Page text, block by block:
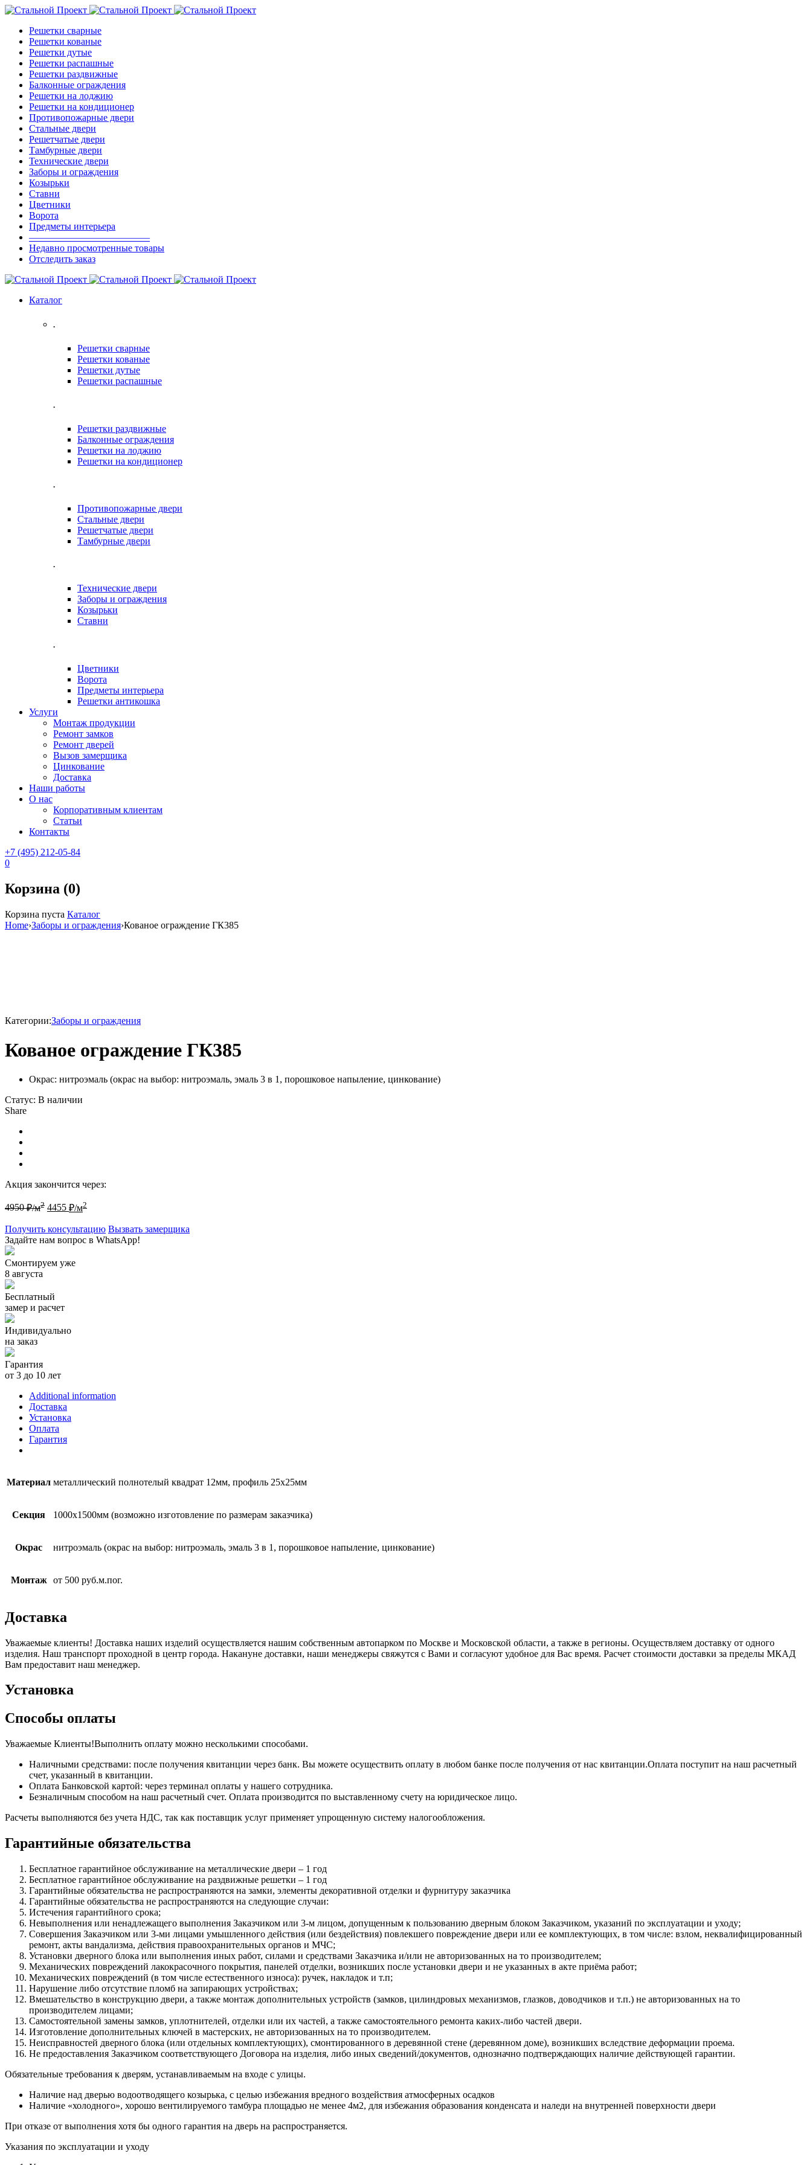
Решетки сварные
Решетки кованые
Решетки дутые
Решетки распашные
Решетки раздвижные
Балконные ограждения
Решетки на лоджию
Решетки на кондиционер
Противопожарные двери
Стальные двери
Решетчатые двери
Тамбурные двери
Технические двери
Заборы и ограждения
Козырьки
Ставни
Цветники
Ворота
Предметы интерьера
————————————–
Недавно просмотренные товары
Отследить заказ
Каталог
.
Решетки сварные
Решетки кованые
Решетки дутые
Решетки распашные
.
Решетки раздвижные
Балконные ограждения
Решетки на лоджию
Решетки на кондиционер
.
Противопожарные двери
Стальные двери
Решетчатые двери
Тамбурные двери
.
Технические двери
Заборы и ограждения
Козырьки
Ставни
.
Цветники
Ворота
Предметы интерьера
Решетки антикошка
Услуги
Монтаж продукции
Ремонт замков
Ремонт дверей
Вызов замерщика
Цинкование
Доставка
Наши работы
О нас
Корпоративным клиентам
Статьи
Контакты
+7 (495) 212-05-84
0
Корзина (0)
Корзина пуста Каталог
Home›Заборы и ограждения›Кованое ограждение ГК385
Категории:Заборы и ограждения
Кованое ограждение ГК385
Окрас: нитроэмаль (окрас на выбор: нитроэмаль, эмаль 3 в 1, порошковое напыление, цинкование)
Статус: В наличии
Share
Акция закончится через:
4950₽/м2 4455 ₽/м2
Получить консультацию Вызвать замерщика
Задайте нам вопрос в WhatsApp!
Смонтируем уже
8 августа
Бесплатный
замер и расчет
Индивидуально
на заказ
Гарантия
от 3 до 10 лет
Additional information
Доставка
Установка
Оплата
Гарантия
Материал металлический полнотелый квадрат 12мм, профиль 25х25мм
Секция 1000х1500мм (возможно изготовление по размерам заказчика)
Окрас нитроэмаль (окрас на выбор: нитроэмаль, эмаль 3 в 1, порошковое напыление, цинкование)
Монтаж от 500 руб.м.пог.
Доставка
Уважаемые клиенты! Доставка наших изделий осуществляется нашим собственным автопарком по Москве и Московской области, а также в регионы. Осуществляем доставку от одного
изделия. Наш транспорт проходной в центр города. Накануне доставки, наши менеджеры свяжутся с Вами и согласуют удобное для Вас время. Расчет стоимости доставки за пределы МКАД
Вам предоставит наш менеджер.
Установка
Способы оплаты
Уважаемые Клиенты!Выполнить оплату можно несколькими способами.
Наличными средствами: после получения квитанции через банк. Вы можете осуществить оплату в любом банке после получения от нас квитанции.Оплата поступит на наш расчетный
счет, указанный в квитанции.
Оплата Банковской картой: через терминал оплаты у нашего сотрудника.
Безналичным способом на наш расчетный счет. Оплата производится по выставленному счету на юридическое лицо.
Расчеты выполняются без учета НДС, так как поставщик услуг применяет упрощенную систему налогообложения.
Гарантийные обязательства
Бесплатное гарантийное обслуживание на металлические двери – 1 год
Бесплатное гарантийное обслуживание на раздвижные решетки – 1 год
Гарантийные обязательства не распространяются на замки, элементы декоративной отделки и фурнитуру заказчика
Гарантийные обязательства не распространяются на следующие случаи:
Истечения гарантийного срока;
Невыполнения или ненадлежащего выполнения Заказчиком или 3-м лицом, допущенным к пользованию дверным блоком Заказчиком, указаний по эксплуатации и уходу;
Совершения Заказчиком или 3-ми лицами умышленного действия (или бездействия) повлекшего повреждение двери или ее комплектующих, в том числе: взлом, неквалифицированный
ремонт, акты вандализма, действия правоохранительных органов и МЧС;
Установки дверного блока или выполнения иных работ, силами и средствами Заказчика и/или не авторизованных на то производителем;
Механических повреждений лакокрасочного покрытия, панелей отделки, возникших после установки двери и не указанных в акте приёма работ;
Механических повреждений (в том числе естественного износа): ручек, накладок и т.п;
Нарушение либо отсутствие пломб на запирающих устройствах;
Вмешательство в конструкцию двери, а также монтаж дополнительных устройств (замков, цилиндровых механизмов, глазков, доводчиков и т.п.) не авторизованных на то
производителем лицами;
Самостоятельной замены замков, уплотнителей, отделки или их частей, а также самостоятельного ремонта каких-либо частей двери.
Изготовление дополнительных ключей в мастерских, не авторизованных на то производителем.
Неисправностей дверного блока (или отдельных комплектующих), смонтированного в деревянной стене (деревянном доме), возникших вследствие деформации проема.
Не предоставления Заказчиком соответствующего Договора на изделия, либо иных сведений/документов, однозначно подтверждающих наличие действующей гарантии.
Обязательные требования к дверям, устанавливаемым на входе с улицы.
Наличие над дверью водоотводящего козырька, с целью избежания вредного воздействия атмосферных осадков
Наличие «холодного», хорошо вентилируемого тамбура площадью не менее 4м2, для избежания образования конденсата и наледи на внутренней поверхности двери
При отказе от выполнения хотя бы одного гарантия на дверь на распространяется.
Указания по эксплуатации и уходу